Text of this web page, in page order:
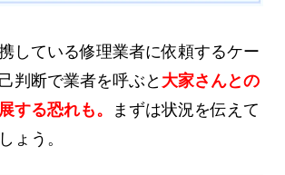
している修理業者に依頼するケー
判断で業者を呼ぶと 大家さんとの
する恐れも。
まずは状況を伝えて
ょう。